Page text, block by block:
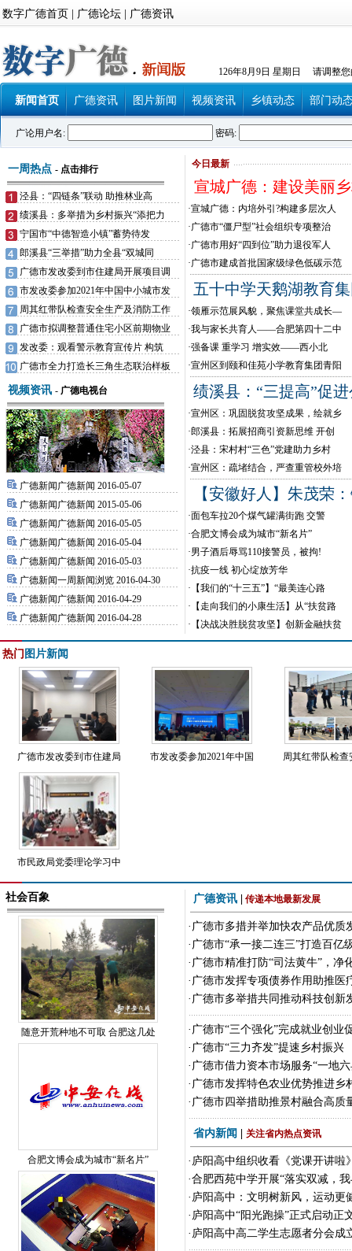
数字广德首页 广德论坛 广德资讯
126年8月9日 星期日 请调整您
新闻首页 广德资讯 图片新闻 视频资讯 乡镇动态 部门动
广论用户名: 密码:
一周热点 - 点击排行
泾县：“四链条”联动 助推林业高
绩溪县：多举措为乡村振兴“添把力
宁国市“中德智造小镇”蓄势待发
郎溪县“三举措”助力全县“双城同
广德市发改委到市住建局开展项目调
市发改委参加2021年中国中小城市发
周其红带队检查安全生产及消防工作
广德市拟调整普通住宅小区前期物业
发改委：观看警示教育宣传片 构筑
广德市全力打造长三角生态联治样板
视频资讯 - 广德电视台
广德新闻广德新闻 2016-05-07
广德新闻广德新闻 2015-05-06
广德新闻广德新闻 2016-05-05
广德新闻广德新闻 2016-05-04
广德新闻广德新闻 2016-05-03
广德新闻一周新闻浏览 2016-04-30
广德新闻广德新闻 2016-04-29
广德新闻广德新闻 2016-04-28
今日最新
宣城广德：建设美丽
·宣城广德：内培外引?构建多层次人
·广德市“僵尸型”社会组织专项整治
·广德市用好“四到位”助力退役军人
·广德市建成首批国家级绿色低碳示范
五十中学天鹅湖教育
·领雁示范展风貌，聚焦课堂共成长—
·我与家长共育人——合肥第四十二中
·强备课 重学习 增实效——西小北
·宣州区到颐和佳苑小学教育集团青阳
绩溪县：“三提高”促
·宣州区：巩固脱贫攻坚成果，绘就乡
·郎溪县：拓展招商引资新思维 开创
·泾县：宋村村“三色”党建助力乡村
·宣州区：疏堵结合，严查重管校外培
【安徽好人】朱茂荣
·面包车拉20个煤气罐满街跑 交警
·合肥文博会成为城市“新名片”
·男子酒后辱骂110接警员，被拘!
·抗疫一线 初心绽放芳华
· 【我们的“十三五”】“最美连心路
· 【走向我们的小康生活】从“扶贫路
· 【决战决胜脱贫攻坚】创新金融扶贫
热门 图片新闻
广德市发改委到市住建局 市发改委参加2021年中国 周其红带队检查
市民政局党委理论学习中
社会百象
随意开荒种地不可取 合肥这几处
合肥文博会成为城市“新名片”
广德资讯 传递本地最新发展
· 广德市多措并举加快农产品优质
· 广德市“承一接二连三”打造百亿
· 广德市精准打防“司法黄牛”，净
· 广德市发挥专项债券作用助推医
· 广德市多举措共同推动科技创新
· 广德市“三个强化”完成就业创业
· 广德市“三力齐发”提速乡村振兴
· 广德市借力资本市场服务“一地
· 广德市发挥特色农业优势推进乡
· 广德市四举措助推景村融合高质
省内新闻 关注省内热点资讯
· 庐阳高中组织收看《党课开讲啦
·合肥西苑中学开展“落实双减，
· 庐阳高中：文明树新风，运动更
· 庐阳高中“阳光跑操”正式启动正
· 庐阳高中高二学生志愿者分会成